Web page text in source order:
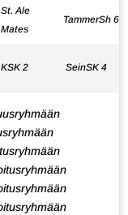
St. Ale
Mates
TammerSh 6
KSK 2 SeinSK 4